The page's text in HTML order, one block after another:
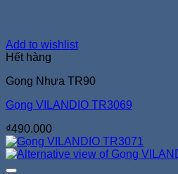
Add to wishlist
Hết hàng
Gọng Nhựa TR90
Gọng VILANDIO TR3069
₫490.000